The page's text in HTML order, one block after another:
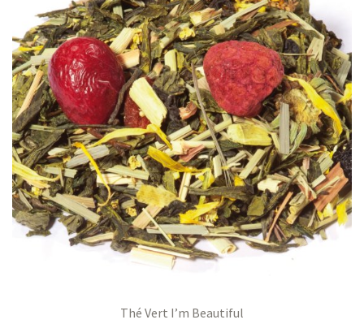
Thé Vert I’m Beautiful